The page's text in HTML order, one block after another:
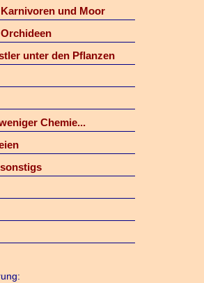
und Moor
unter den Pflanzen
Chemie...